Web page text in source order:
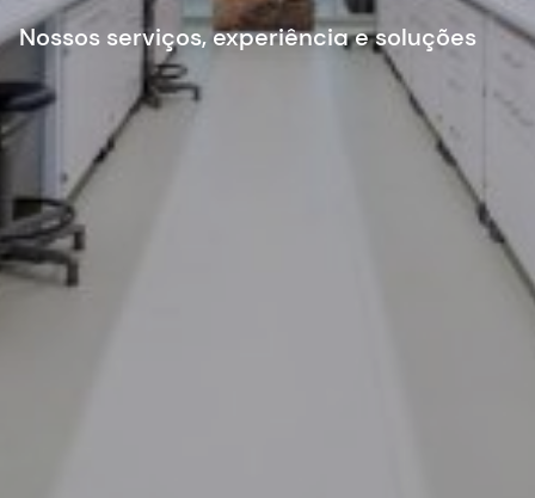
Nossos serviços, experiência e soluções